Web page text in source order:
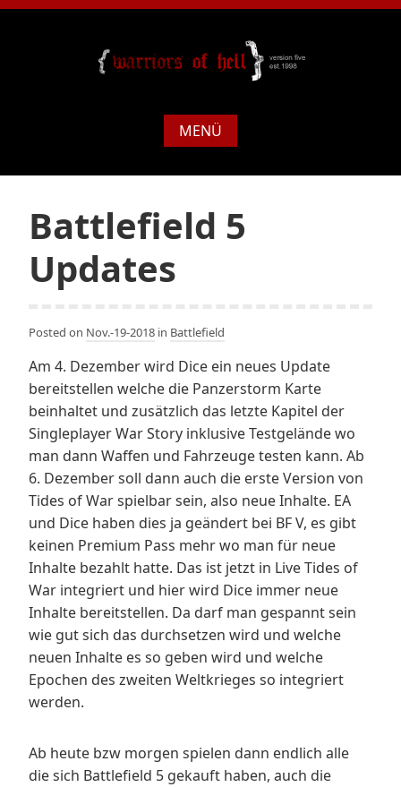
MENÜ
Battlefield 5
Updates
Posted on Nov.-19-2018 in Battlefield
Am 4. Dezember wird Dice ein neues Update
bereitstellen welche die Panzerstorm Karte
beinhaltet und zusätzlich das letzte Kapitel der
Singleplayer War Story inklusive Testgelände wo
man dann Waffen und Fahrzeuge testen kann. Ab
6. Dezember soll dann auch die erste Version von
Tides of War spielbar sein, also neue Inhalte. EA
und Dice haben dies ja geändert bei BF V, es gibt
keinen Premium Pass mehr wo man für neue
Inhalte bezahlt hatte. Das ist jetzt in Live Tides of
War integriert und hier wird Dice immer neue
Inhalte bereitstellen. Da darf man gespannt sein
wie gut sich das durchsetzen wird und welche
neuen Inhalte es so geben wird und welche
Epochen des zweiten Weltkrieges so integriert
werden.
Ab heute bzw morgen spielen dann endlich alle
die sich Battlefield 5 gekauft haben, auch die